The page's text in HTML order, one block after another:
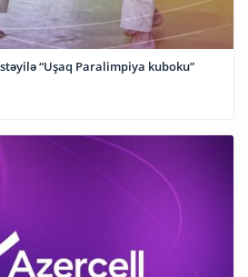
“Uşaq Paralimpiya kuboku”